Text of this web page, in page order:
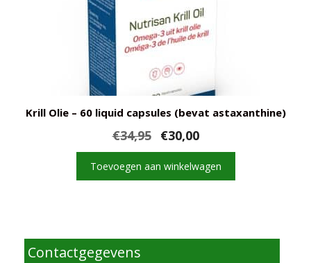
Krill Olie – 60 liquid capsules (bevat astaxanthine)
€34,95
Oorspronkelijke
prijs
€34,95.
€30,00Huidige
€30,00.
Toevoegen aan winkelwagen
Contactgegevens